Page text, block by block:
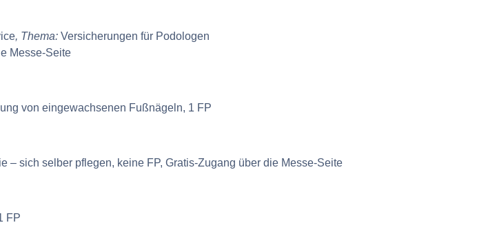
, Thema: Versicherungen für Podologen
Messe-Seite
von eingewachsenen Fußnägeln, 1 FP
– sich selber pflegen, keine FP, Gratis-Zugang über die Messe-Seite
FP